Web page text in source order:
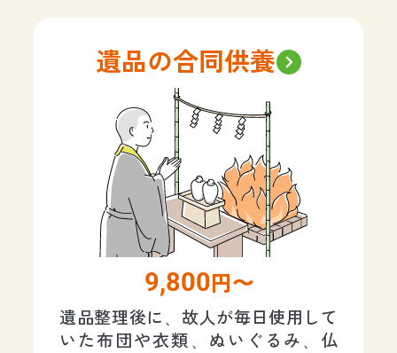
遺品の合同供養
9,800 円〜
遺品整理後に、故人が毎日使用して
いた布団や衣類、ぬいぐるみ、仏